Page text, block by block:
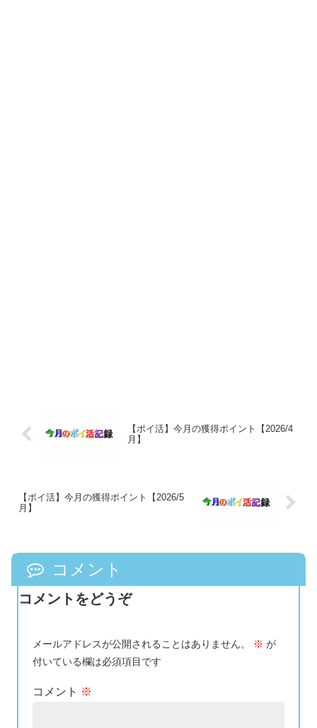
【ポイ活】今月の獲得ポイント【2026/4
月】
【ポイ活】今月の獲得ポイント【2026/5
月】
コメント
コメントをどうぞ
メールアドレスが公開されることはありません。 ※ が
付いている欄は必須項目です
コメント ※